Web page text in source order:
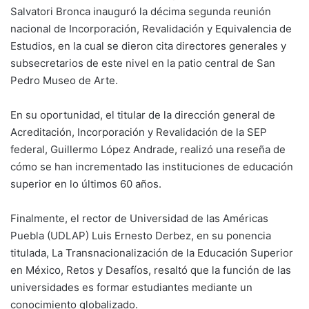
Salvatori Bronca inauguró la décima segunda reunión
nacional de Incorporación, Revalidación y Equivalencia de
Estudios, en la cual se dieron cita directores generales y
subsecretarios de este nivel en la patio central de San
Pedro Museo de Arte.
En su oportunidad, el titular de la dirección general de
Acreditación, Incorporación y Revalidación de la SEP
federal, Guillermo López Andrade, realizó una reseña de
cómo se han incrementado las instituciones de educación
superior en lo últimos 60 años.
Finalmente, el rector de Universidad de las Américas
Puebla (UDLAP) Luis Ernesto Derbez, en su ponencia
titulada, La Transnacionalización de la Educación Superior
en México, Retos y Desafíos, resaltó que la función de las
universidades es formar estudiantes mediante un
conocimiento globalizado.